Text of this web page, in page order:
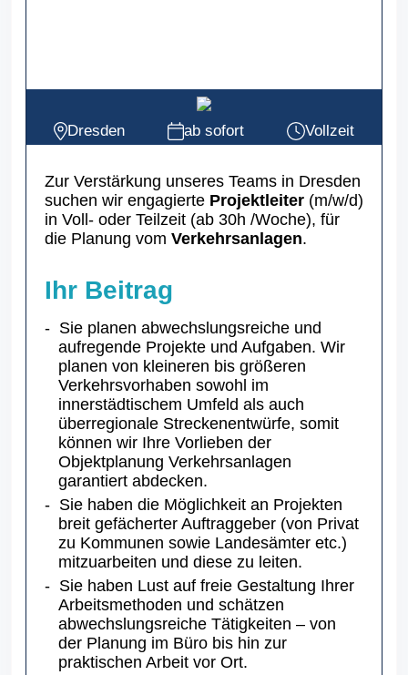
Dresden ab sofort Vollzeit
Zur Verstärkung unseres Teams in Dresden
suchen wir engagierte Projektleiter (m/w/d)
in Voll- oder Teilzeit (ab 30h /Woche), für
die Planung vom Verkehrsanlagen.
Ihr Beitrag
Sie planen abwechslungsreiche und
aufregende Projekte und Aufgaben. Wir
planen von kleineren bis größeren
Verkehrsvorhaben sowohl im
innerstädtischem Umfeld als auch
überregionale Streckenentwürfe, somit
können wir Ihre Vorlieben der
Objektplanung Verkehrsanlagen
garantiert abdecken.
Sie haben die Möglichkeit an Projekten
breit gefächerter Auftraggeber (von Privat
zu Kommunen sowie Landesämter etc.)
mitzuarbeiten und diese zu leiten.
Sie haben Lust auf freie Gestaltung Ihrer
Arbeitsmethoden und schätzen
abwechslungsreiche Tätigkeiten – von
der Planung im Büro bis hin zur
praktischen Arbeit vor Ort.